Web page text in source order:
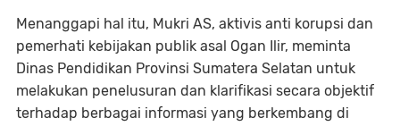
Menanggapi hal itu, Mukri AS, aktivis anti korupsi dan
pemerhati kebijakan publik asal Ogan Ilir, meminta
Dinas Pendidikan Provinsi Sumatera Selatan untuk
melakukan penelusuran dan klarifikasi secara objektif
terhadap berbagai informasi yang berkembang di